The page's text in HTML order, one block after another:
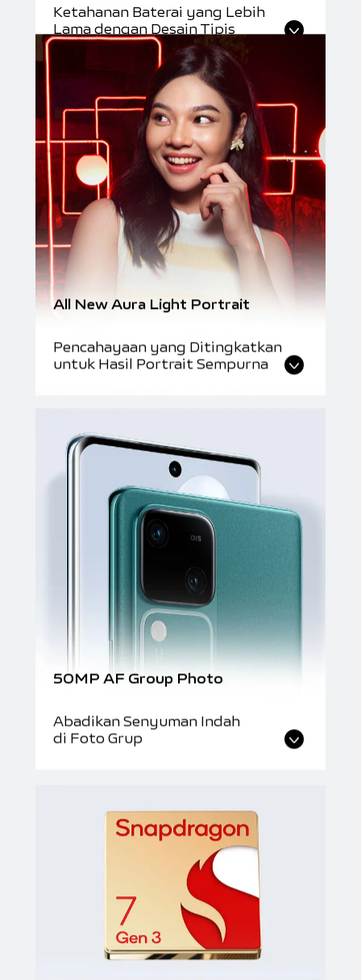
Ketahanan Baterai yang Lebih
Lama dengan Desain Tipis
Elegan
All New Aura Light Portrait
Pencahayaan yang Ditingkatkan
untuk Hasil Portrait Sempurna
50MP AF Group Photo
Abadikan Senyuman Indah
di Foto Grup